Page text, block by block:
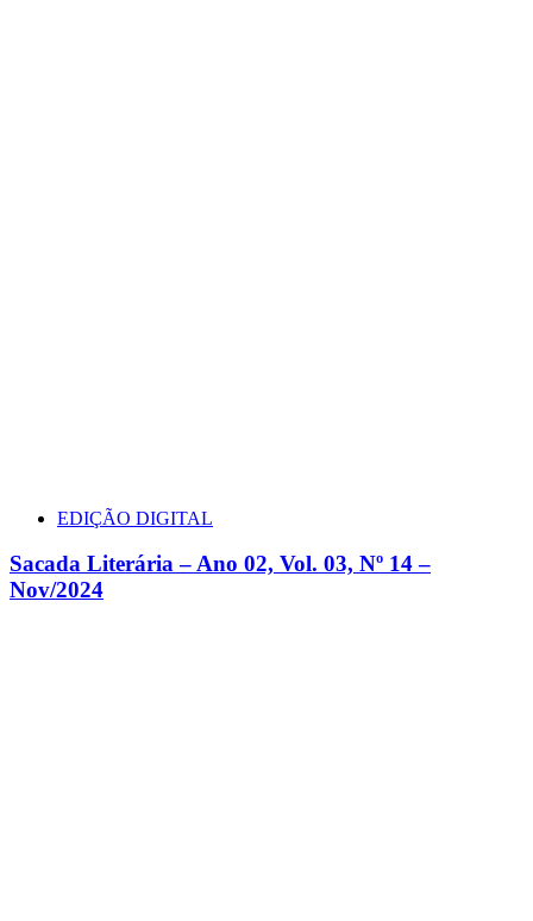
EDIÇÃO DIGITAL
Sacada Literária – Ano 02, Vol. 03, Nº 14 –
Nov/2024